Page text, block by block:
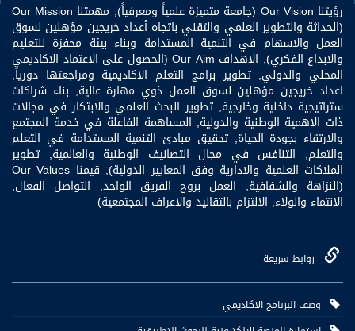
رؤيتنا Our Vision (جامعة متميزة علمياً ومعرفياً), مهمتنا Our Mission
(الحداثة والتطوير العلمي والتقني باتجاه أعداد خريجين مؤهلين لسوق
العمل والاسهام في التنمية المستدامة وبناء بيئة محفزة للتعليم
والابداع الفكري), الاهداف Our Aim (الحصول على الاعتماد الاكاديمي
المحلي والدولي, تطوير برامج التعلم الاكاديمية ومراجعتها دورياً,
اعداد خريجين مؤهلين لسوق العمل ذوي مهارة عالية, بناء شراكات
ستراتيجية داخلية وخارجية, تطوير البحث العلمي والابتكار في مجالات
ذات الاهمية الوطنية والدولية, المساهمة الفاعلة في خدمة المجتمع
والارتقاء بجودة الحياة, تحقيق مبادئ التنمية المستدامة في التعلم
والتعلم, التنافس في مجال التصانيف الوطنية والعالمية, تطوير
الملاكات العلمية والادارية وفق المعايير الدولية), قيمنا Our Values
(النزاهة والشفافية, العمل بروح الفريق الواحد, التواصل الفعال,
الانتماء والولاء, الالتزام بالتقاليد والاعراف المجتمعية)
روابط سريعة
وصف البرنامج الاكاديمي